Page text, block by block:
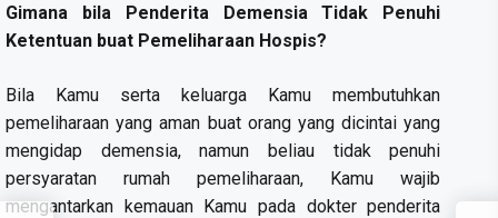
Gimana bila Penderita Demensia Tidak Penuhi
Ketentuan buat Pemeliharaan Hospis?
Bila Kamu serta keluarga Kamu membutuhkan
pemeliharaan yang aman buat orang yang dicintai yang
mengidap demensia, namun beliau tidak penuhi
persyaratan rumah pemeliharaan, Kamu wajib
mengantarkan kemauan Kamu pada dokter penderita